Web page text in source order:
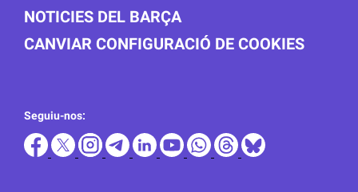
NOTICIES DEL BARÇA
CANVIAR CONFIGURACIÓ DE COOKIES
Seguiu-nos: